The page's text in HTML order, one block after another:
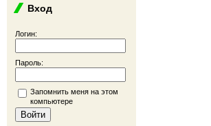
Вход
Логин:
Пароль:
Запомнить меня на этом
компьютере